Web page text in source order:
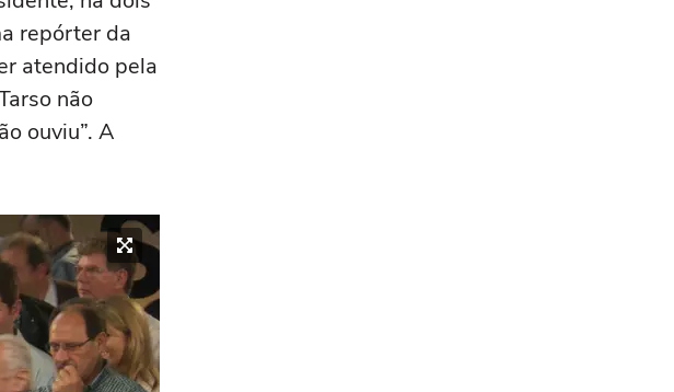
repórter da
atendido pela
não
ouviu”. A